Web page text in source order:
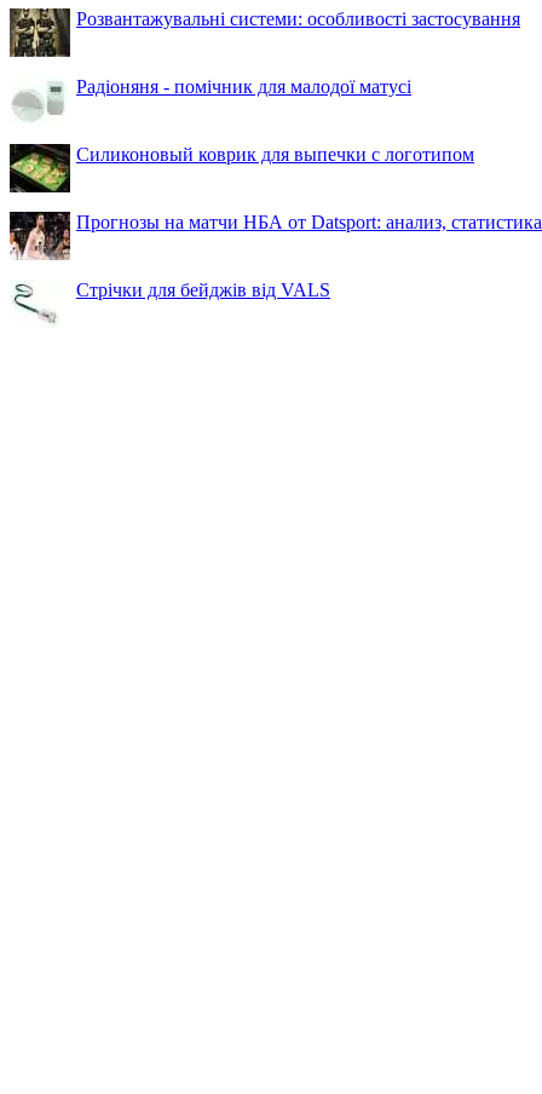
Розвантажувальні системи: особливості застосування
Радіоняня - помічник для малодої матусі
Силиконовый коврик для выпечки с логотипом
Прогнозы на матчи НБА от Datsport: анализ,
Стрічки для бейджів від VALS